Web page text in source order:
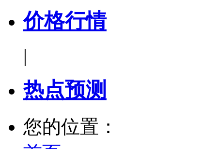
价格行情
|
热点预测
您的位置：